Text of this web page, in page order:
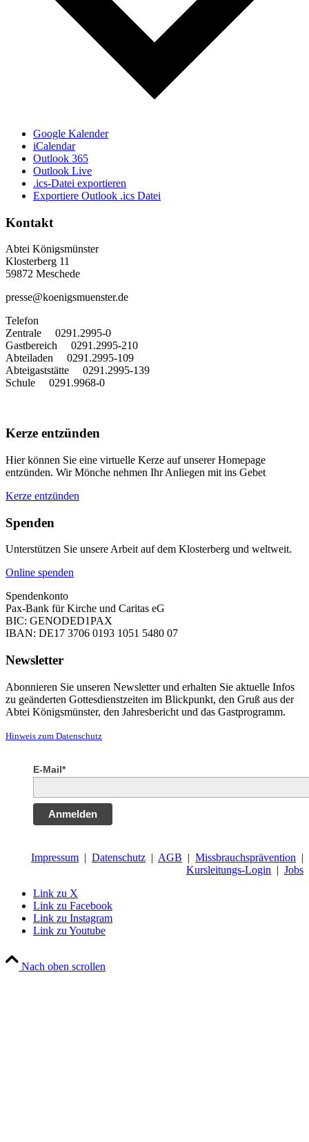
Google Kalender
iCalendar
Outlook 365
Outlook Live
.ics-Datei exportieren
Exportiere Outlook .ics Datei
Kontakt
Abtei Königsmünster
Klosterberg 11
59872 Meschede
presse@koenigsmuenster.de
Telefon
Zentrale 0291.2995-0
Gastbereich 0291.2995-210
Abteiladen 0291.2995-109
Abteigaststätte 0291.2995-139
Schule 0291.9968-0
Kerze entzünden
Hier können Sie eine virtuelle Kerze auf unserer Homepage
entzünden. Wir Mönche nehmen Ihr Anliegen mit ins Gebet
Kerze entzünden
Spenden
Unterstützen Sie unsere Arbeit auf dem Klosterberg und weltweit.
Online spenden
Spendenkonto
Pax-Bank für Kirche und Caritas eG
BIC: GENODED1PAX
IBAN: DE17 3706 0193 1051 5480 07
Newsletter
Abonnieren Sie unseren Newsletter und erhalten Sie aktuelle Infos
zu geänderten Gottesdienstzeiten im Blickpunkt, den Gruß aus der
Abtei Königsmünster, den Jahresbericht und das Gastprogramm.
Hinweis zum Datenschutz
E-Mail*
Anmelden
Impressum | Datenschutz | AGB | Missbrauchsprävention |
Kursleitungs-Login | Jobs
Link zu X
Link zu Facebook
Link zu Instagram
Link zu Youtube
Nach oben scrollen